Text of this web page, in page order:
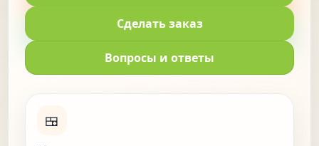
Сделать заказ
Вопросы и ответы
🍱